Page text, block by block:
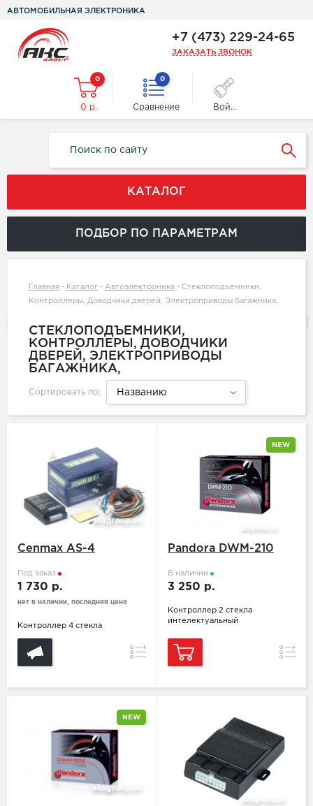
АВТОМОБИЛЬНАЯ ЭЛЕКТРОНИКА
+7 (473) 229-24-65
ЗАКАЗАТЬ ЗВОНОК
0
0 р.
0
Сравнение Войти
КАТАЛОГ
ПОДБОР ПО ПАРАМЕТРАМ
Главная - Каталог - Автоэлектроника - Стеклоподъемники,
Контроллеры, Доводчики дверей, Электроприводы багажника,
СТЕКЛОПОДЪЕМНИКИ,
КОНТРОЛЛЕРЫ, ДОВОДЧИКИ
ДВЕРЕЙ, ЭЛЕКТРОПРИВОДЫ
БАГАЖНИКА,
Сортировать по: Названию
Cenmax AS-4
Под заказ
1 730 р.
нет в наличии, последняя цена
Контроллер 4 стекла
Сравнение
NEW
Pandora DWM-210
В наличии
3 250 р.
Контроллер 2 стекла
интелектуальный
NEW